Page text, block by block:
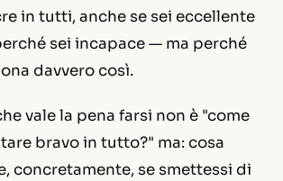
in tutti, anche se sei eccellente
sei incapace — ma perché
davvero così.
vale la pena farsi non è "come
bravo in tutto?" ma: cosa
concretamente, se smettessi di